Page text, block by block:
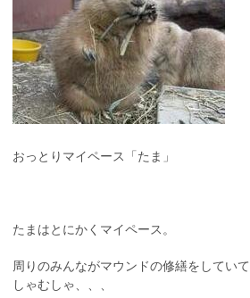
おっとりマイペース「たま」
たまはとにかくマイペース。
周りのみんながマウンドの修繕をしてい
しゃむしゃ、、、